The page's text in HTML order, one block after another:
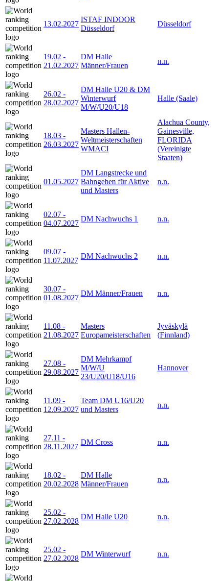
13.02.2027
ISTAF INDOOR
Düsseldorf
Düsseldorf
19.02 -
21.02.2027
DM Halle
Männer/Frauen
n.n.
26.02 -
28.02.2027
DM Halle U20 & DM
Winterwurf
M/W/U20/U18
Halle (Saale)
18.03 -
26.03.2027
Masters Hallen-
Weltmeisterschaften
WMACI
Alachua County,
Gainesville,
FLORIDA
(Vereinigte
Staaten)
01.05.2027
DM Langstrecke und
Bahngehen für Aktive
und Masters
n.n.
02.07 -
04.07.2027
DM Nachwuchs 1 n.n.
09.07 -
11.07.2027
DM Nachwuchs 2 n.n.
30.07 -
01.08.2027
DM Männer/Frauen n.n.
11.08 -
21.08.2027
Masters
Europameisterschaften
Jyväskylä
(Finnland)
27.08 -
29.08.2027
DM Mehrkampf
M/W/U
23/U20/U18/U16
Hannover
11.09 -
12.09.2027
Team DM U16/U20
und Masters
n.n.
27.11 -
28.11.2027
DM Cross n.n.
18.02 -
20.02.2028
DM Halle
Männer/Frauen
n.n.
25.02 -
27.02.2028
DM Halle U20 n.n.
25.02 -
27.02.2028
DM Winterwurf n.n.